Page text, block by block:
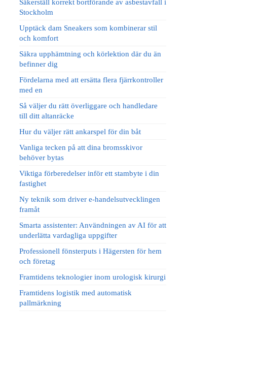
Säkerställ korrekt bortförande av asbestavfall i
Stockholm
Upptäck dam Sneakers som kombinerar stil
och komfort
Säkra upphämtning och körlektion där du än
befinner dig
Fördelarna med att ersätta flera fjärrkontroller
med en
Så väljer du rätt överliggare och handledare
till ditt altanräcke
Hur du väljer rätt ankarspel för din båt
Vanliga tecken på att dina bromsskivor
behöver bytas
Viktiga förberedelser inför ett stambyte i din
fastighet
Ny teknik som driver e-handelsutvecklingen
framåt
Smarta assistenter: Användningen av AI för att
underlätta vardagliga uppgifter
Professionell fönsterputs i Hägersten för hem
och företag
Framtidens teknologier inom urologisk kirurgi
Framtidens logistik med automatisk
pallmärkning